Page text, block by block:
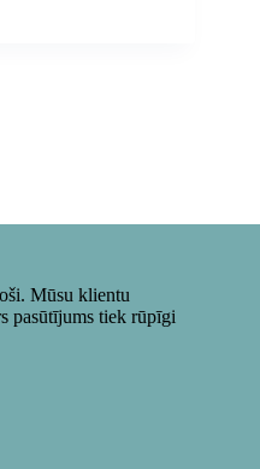
Mūsu klientu
pasūtījums tiek rūpīgi